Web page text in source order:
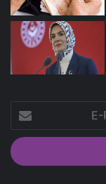
Posta
adresinizi
giriniz